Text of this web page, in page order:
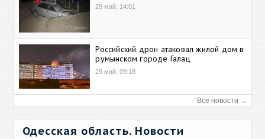
29 май, 14:01
Российский дрон атаковал жилой дом в
румынском городе Галац
29 май, 09:18
Все новости →
Одесская область. Новости